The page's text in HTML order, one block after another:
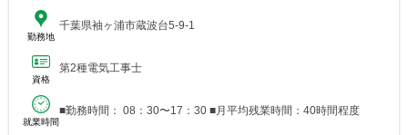
勤務地
千葉県袖ヶ浦市蔵波台5-9-1
資格
第2種電気工事士
就業時間
■勤務時間： 08：30〜17：30 ■月平均残業時間：40時間程度